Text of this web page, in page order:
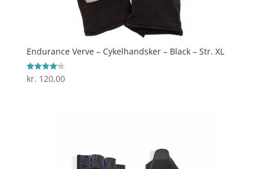
Endurance Verve – Cykelhandsker – Black – Str. XL
Vurderet
4.2
kr. 120,00